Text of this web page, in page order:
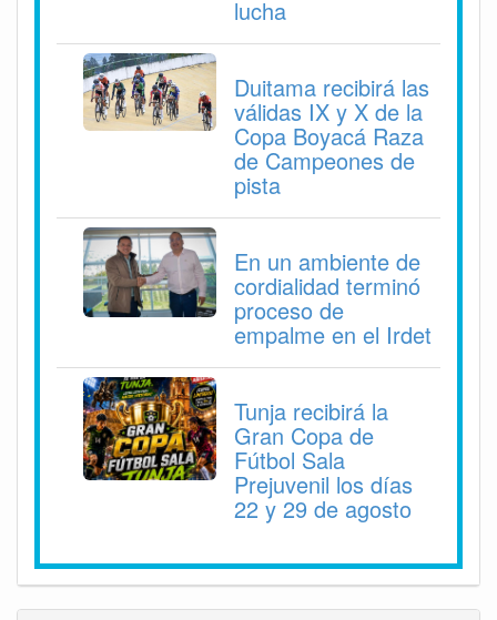
lucha
Duitama recibirá las
válidas IX y X de la
Copa Boyacá Raza
de Campeones de
pista
En un ambiente de
cordialidad terminó
proceso de
empalme en el Irdet
Tunja recibirá la
Gran Copa de
Fútbol Sala
Prejuvenil los días
22 y 29 de agosto